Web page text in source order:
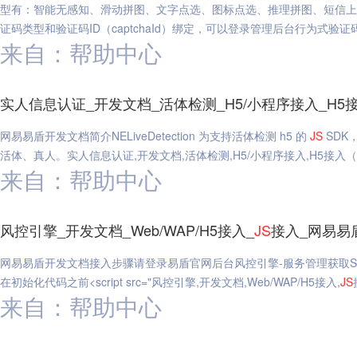
型有：智能无感知、滑动拼图、文字点选、图标点选、推理拼图、短信
证码类型和验证码ID（captchaId）绑定，可以登录管理后台行为式验证
来自：帮助中心
实人信息认证_开发文档_活体检测_H5/小程序接入_H5
网易易盾开发文档简介NELiveDetection 为支持活体检测 h5 的 JS SDK
活体、真人。实人信息认证,开发文档,活体检测,H5/小程序接入,H5接入
来自：帮助中心
风控引擎_开发文档_Web/WAP/H5接入_ JS接入_网易易
网易易盾开发文档接入步骤请登录易盾官网后台风控引擎-服务管理获取
在初始化代码之前<script src="风控引擎,开发文档,Web/WAP/H5接入,JS
来自：帮助中心